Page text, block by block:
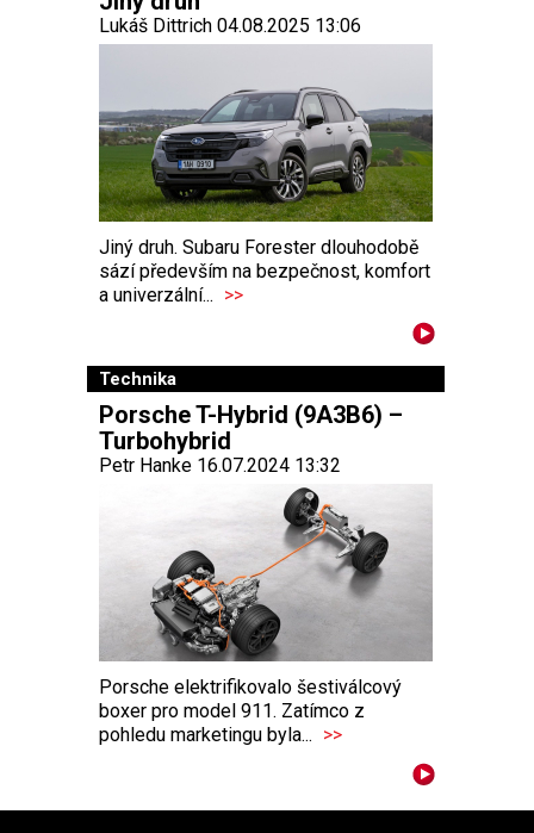
Lukáš Dittrich 04.08.2025 13:06
Jiný druh. Subaru Forester dlouhodobě
sází především na bezpečnost, komfort
a univerzální... >>
Technika
Porsche T-Hybrid (9A3B6) –
Turbohybrid
Petr Hanke 16.07.2024 13:32
Porsche elektrifikovalo šestiválcový
boxer pro model 911. Zatímco z
pohledu marketingu byla... >>